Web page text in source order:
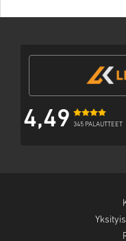
4,49 345 PALAUTTEET